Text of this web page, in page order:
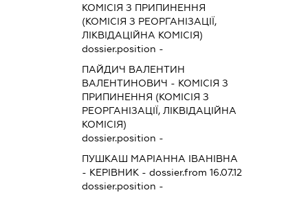
КОМІСІЯ З ПРИПИНЕННЯ
(КОМІСІЯ З РЕОРГАНІЗАЦІЇ,
ЛІКВІДАЦІЙНА КОМІСІЯ)
dossier.position -
ПАЙДИЧ ВАЛЕНТИН
ВАЛЕНТИНОВИЧ - КОМІСІЯ З
ПРИПИНЕННЯ (КОМІСІЯ З
РЕОРГАНІЗАЦІЇ, ЛІКВІДАЦІЙНА
КОМІСІЯ)
dossier.position -
ПУШКАШ МАРІАННА ІВАНІВНА
- КЕРІВНИК - dossier.from 16.07.12
dossier.position -